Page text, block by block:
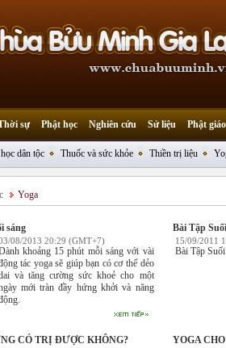
sự Phật học Nghiên cứu Sử liệu Phật
dân tộc Thuốc và sức khỏe Thiền trị liệu
Yoga
sáng
08/2013 20:29 (GMT+7)
khoảng 15 phút mỗi sáng với vài
tác yoga sẽ giúp bạn có cơ thể dẻo
và tăng cường sức khoẻ cho một
mới tràn đầy hứng khởi và năng
Bài Tập
15/09/2011
Bài Tập
CÓ TRỊ ĐƯỢC KHÔNG? YOGA